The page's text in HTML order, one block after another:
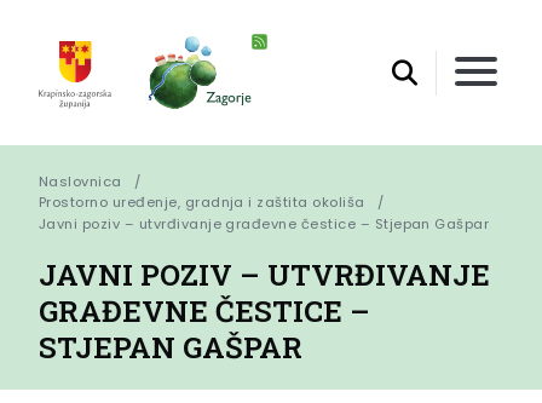
Naslovnica
Prostorno uređenje, gradnja i zaštita okoliša
Javni poziv – utvrđivanje građevne čestice – Stjepan Gašpar
JAVNI POZIV – UTVRĐIVANJE
GRAĐEVNE ČESTICE –
STJEPAN GAŠPAR